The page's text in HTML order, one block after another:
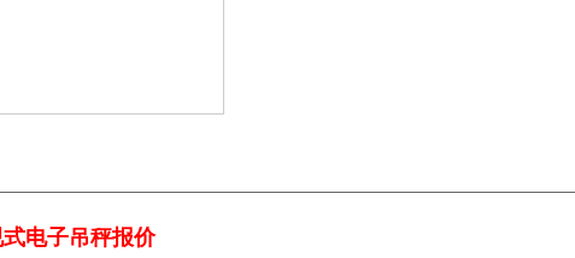
电子吊秤报价